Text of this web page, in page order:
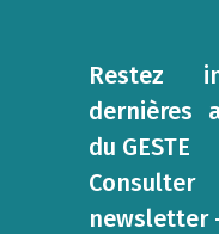
Restez
dernières
du GESTE
newsletter